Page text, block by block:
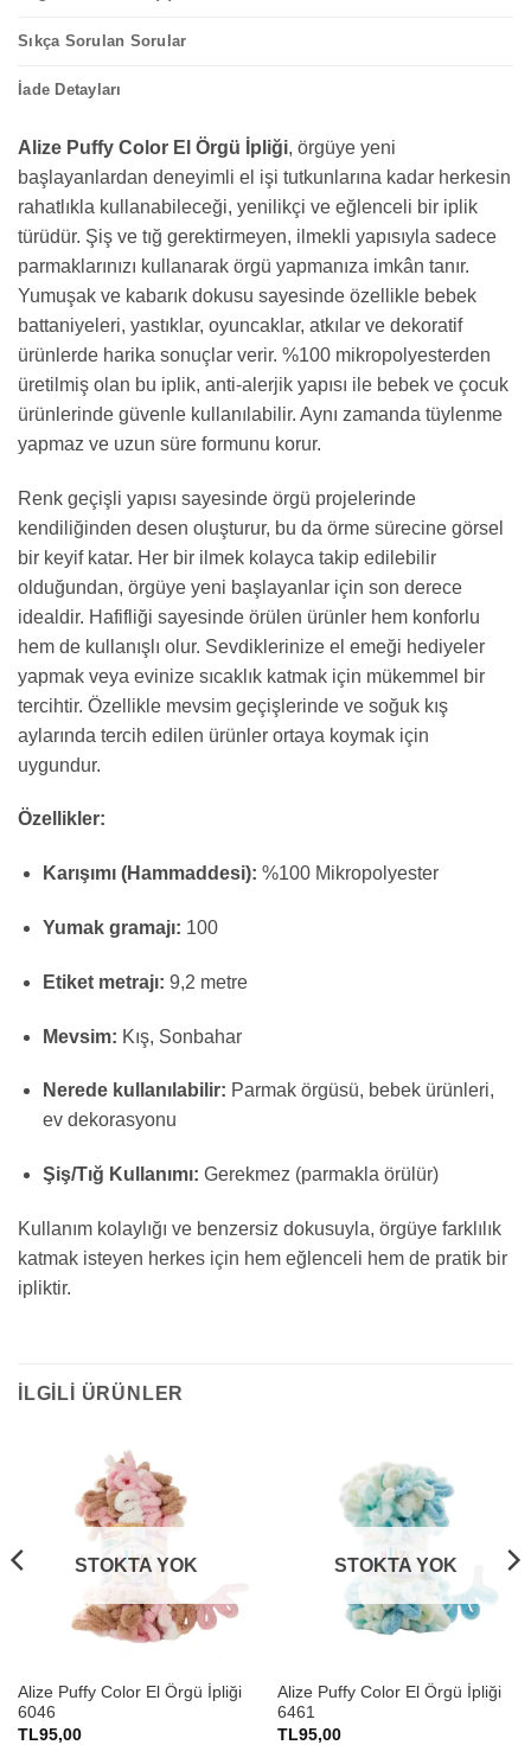
Sıkça Sorulan Sorular
İade Detayları
Alize Puffy Color El Örgü İpliği, örgüye yeni
başlayanlardan deneyimli el işi tutkunlarına kadar herkesin
rahatlıkla kullanabileceği, yenilikçi ve eğlenceli bir iplik
türüdür. Şiş ve tığ gerektirmeyen, ilmekli yapısıyla sadece
parmaklarınızı kullanarak örgü yapmanıza imkân tanır.
Yumuşak ve kabarık dokusu sayesinde özellikle bebek
battaniyeleri, yastıklar, oyuncaklar, atkılar ve dekoratif
ürünlerde harika sonuçlar verir. %100 mikropolyesterden
üretilmiş olan bu iplik, anti-alerjik yapısı ile bebek ve çocuk
ürünlerinde güvenle kullanılabilir. Aynı zamanda tüylenme
yapmaz ve uzun süre formunu korur.
Renk geçişli yapısı sayesinde örgü projelerinde
kendiliğinden desen oluşturur, bu da örme sürecine görsel
bir keyif katar. Her bir ilmek kolayca takip edilebilir
olduğundan, örgüye yeni başlayanlar için son derece
idealdir. Hafifliği sayesinde örülen ürünler hem konforlu
hem de kullanışlı olur. Sevdiklerinize el emeği hediyeler
yapmak veya evinize sıcaklık katmak için mükemmel bir
tercihtir. Özellikle mevsim geçişlerinde ve soğuk kış
aylarında tercih edilen ürünler ortaya koymak için
uygundur.
Özellikler:
Karışımı (Hammaddesi): %100 Mikropolyester
Yumak gramajı: 100
Etiket metrajı: 9,2 metre
Mevsim: Kış, Sonbahar
Nerede kullanılabilir: Parmak örgüsü, bebek ürünleri,
ev dekorasyonu
Şiş/Tığ Kullanımı: Gerekmez (parmakla örülür)
Kullanım kolaylığı ve benzersiz dokusuyla, örgüye farklılık
katmak isteyen herkes için hem eğlenceli hem de pratik bir
ipliktir.
İLGILI ÜRÜNLER
STOKTA YOK
Alize Puffy Color El Örgü İpliği
6046
TL95,00
STOKTA YOK
Alize Puffy Color El Örgü İpliği
6461
TL95,00